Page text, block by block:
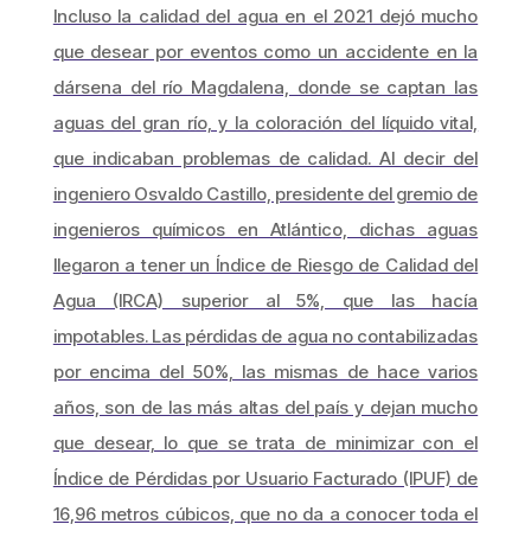
Incluso la calidad del agua en el 2021 dejó mucho
que desear por eventos como un accidente en la
dársena del río Magdalena, donde se captan las
aguas del gran río, y la coloración del líquido vital,
que indicaban problemas de calidad. Al decir del
ingeniero Osvaldo Castillo, presidente del gremio de
ingenieros químicos en Atlántico, dichas aguas
llegaron a tener un Índice de Riesgo de Calidad del
Agua (IRCA) superior al 5%, que las hacía
impotables. Las pérdidas de agua no contabilizadas
por encima del 50%, las mismas de hace varios
años, son de las más altas del país y dejan mucho
que desear, lo que se trata de minimizar con el
Índice de Pérdidas por Usuario Facturado (IPUF) de
16,96 metros cúbicos, que no da a conocer toda el